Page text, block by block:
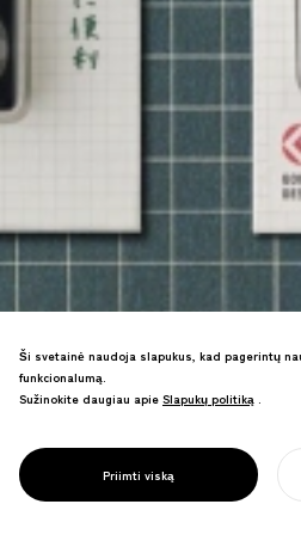
PROJECT
MIDORI XS
Ši svetainė naudoja slapukus, kad pagerintų
funkcionalumą.
Sužinokite daugiau apie Slapukų politiką
Slapukų politiką .
Priimti viską